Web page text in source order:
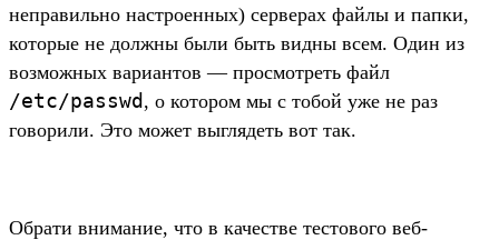
неправильно настроенных) серверах файлы и папки,
которые не должны были быть видны всем. Один из
возможных вариантов — просмотреть файл
/etc/passwd, о котором мы с тобой уже не раз
говорили. Это может выглядеть вот так.
Обрати внимание, что в качестве тестового веб-